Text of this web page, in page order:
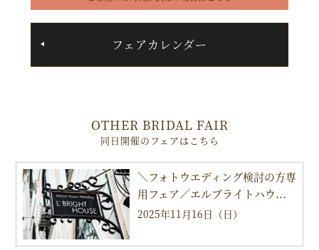
フェアカレンダー
OTHER BRIDAL FAIR
同日開催のフェアはこちら
＼フォトウエディング検討の方専
用フェア／エルブライトハウ...
2025年11月16日（日）